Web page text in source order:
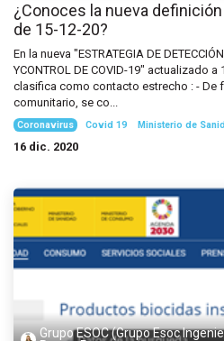
¿Conoces la nueva
de 15-12-20?
En la nueva "ESTRATEGIA DE
YCONTROL DE COVID-19" actualizado
clasifica como contacto estrecho : - De
comunitario, se co...
Coronavirus Covid 19 Ministerio de
16 dic. 2020
Grupo ESOC (Grupo Esoc